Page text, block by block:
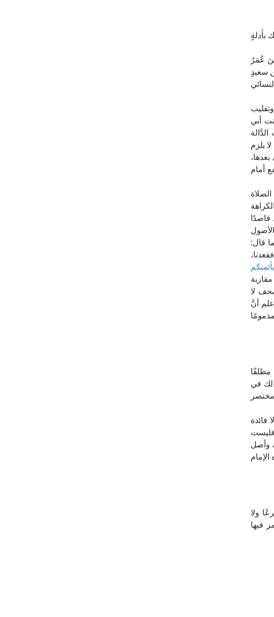
بأدلةٍ
عُمَرُ
سعيدٍ
اهـ، وقال النسائي
أبي
يلزم
أمام
قاصدًا
قال:
لا
قال العلامة ابن نجيم الحنفي في "البحر الرائق" (2/ 11): [اعلم أنَّ
ذلك في
فائدة
فليست
وأصل
ولا
فيها